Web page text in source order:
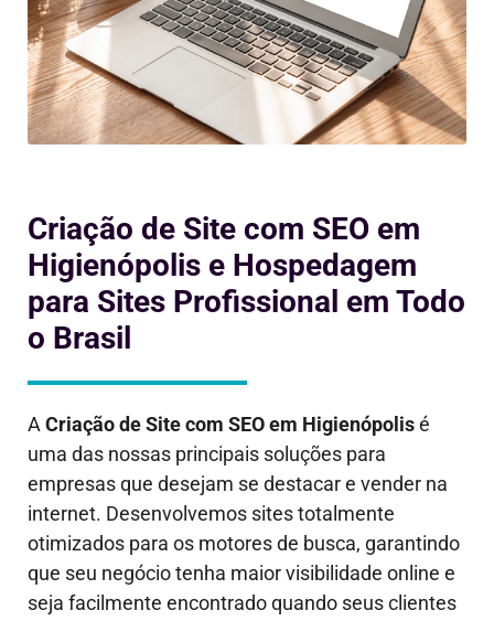
Criação de Site com SEO em
Higienópolis e Hospedagem
para Sites Profissional em Todo
o Brasil
ACriação de Site com SEO em Higienópolisé
uma das nossas principais soluções para
empresas que desejam se destacar e vender na
internet. Desenvolvemos sites totalmente
otimizados para os motores de busca, garantindo
que seu negócio tenha maior visibilidade online e
seja facilmente encontrado quando seus clientes